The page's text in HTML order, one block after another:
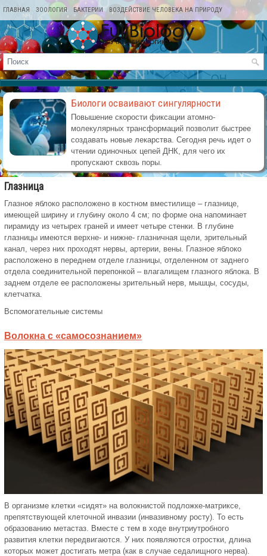
ГЛАВНАЯ ЗООЛОГИЯ БАКТЕРИИ ВОЗДЕЙСТВИЕ ЧЕЛОВЕКА НА ПРИРОДУ
КАРТА САЙТА
Биологи осваивают сингулярности
Повышение скорости фиксации атомно-
молекулярных трансформаций позволит быстрее
создавать новые лекарства. Сегодня речь идет о
чтении одиночных цепей ДНК, для чего их
пропускают сквозь поры.
Глазница
Глазное яблоко расположено в костном вместилище – глазнице,
имеющей ширину и глубину около 4 см; по форме она напоминает
пирамиду из четырех граней и имеет четыре стенки. В глубине
глазницы имеются верхне- и нижне- глазничная щели, зрительный
канал, через них проходят нервы, артерии, вены. Глазное яблоко
расположено в переднем отделе глазницы, отделенном от заднего
отдела соединительной перепонкой – влагалищем глазного яблока. В
заднем отделе ее расположены зрительный нерв, мышцы, сосуды,
клетчатка.
Вспомогательные системы
Волокна с «самосознанием»
В организме клетки «сидят» на волокнистой подложке-матриксе,
препятствующей клеточной инвазии (инвазивному росту). То есть
образованию метастаз. Вместе с тем в ходе внутриутробного
развития клетки передвигаются. У них появляются отростки, длина
которых может достигать метра (как в случае седалищного нерва).